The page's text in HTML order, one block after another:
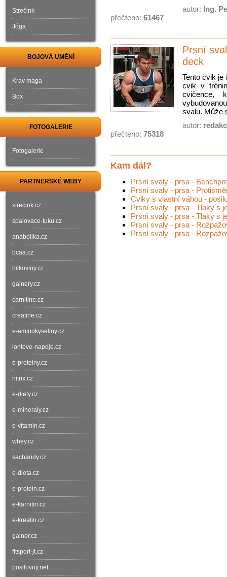
autor: Ing.
přečteno: 61467
Prsní
deck
Tento cvik je
cvik v
cvičence,
svalu. Může
autor:
přečteno: 75318
Kam dál?
Prsní svaly - prsa -
Prsní svaly - prsa -
Cviky s vlastní váhou -
Prsní svaly - prsa - Tlaky s
Prsní svaly - prsa - Tlaky s
Prsní svaly - prsa -
Prsní svaly - prsa -
Strečink
Jóga
BOJOVÁ UMĚNÍ
Krav maga
Box
FOTOGALERIE
Fotogalerie
PARTNERSKÉ WEBY
strecink.cz
spalovace-tuku.cz
anabolika.cz
bcaa.cz
bilkoviny.cz
gainery.cz
carnitine.cz
creatine.cz
e-aminokyseliny.cz
iontove-napoje.cz
e-proteiny.cz
nitrix.cz
e-diety.cz
e-mineraly.cz
e-vitamin.cz
whey.cz
sacharidy.cz
e-dieta.cz
e-protein.cz
e-karnitin.cz
e-kreatin.cz
gainer.cz
fitsport-jt.cz
posilovny.net